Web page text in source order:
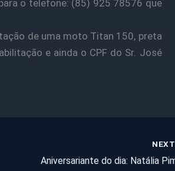
o telefone: (85) 925 78576 que
de uma moto Titan 150, preta
e ainda o CPF do Sr. José
NEXT